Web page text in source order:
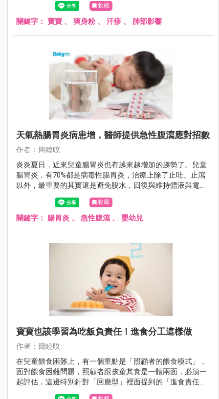
低長痱子的機率。
收藏
關鍵字： 寶寶 、 爽身粉、 汗疹 、 肺部影響
天氣熱腸胃炎病患增，醫師提供急性腹瀉應對招數
作者：簡睦旼
炎炎夏日，近來兒童腸胃炎也有越來越增加的趨勢了。兒童
腸胃炎，有70%都是病毒性腸胃炎，治療上除了止吐、止瀉
以外，最重要的其實還是避免脫水，回復與維持體液與電解
收藏
關鍵字： 腸胃炎 、 急性腹瀉 、 嬰幼兒
寶寶也該學習為吃飯負責任！進食分工這樣做
作者：簡睦旼
在兒童餵食困難上，有一個重點是「照顧者的餵食模式」，
面對餵食困難問題，照顧者跟孩童其實是一體兩面，必須一
起評估，這邊特別針對「回應型」裡面提到的「進食責任分
工」來說明。